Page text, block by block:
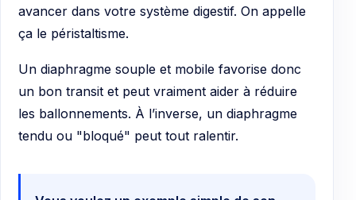
avancer dans votre système digestif. On appelle
ça le péristaltisme.
Un diaphragme souple et mobile favorise donc
un bon transit et peut vraiment aider à réduire
les ballonnements. À l’inverse, un diaphragme
tendu ou "bloqué" peut tout ralentir.